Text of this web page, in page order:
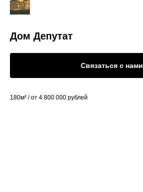
Дом Депутат
Связаться с нами
180м² / от 4 800 000 рублей